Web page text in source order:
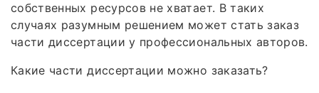
собственных ресурсов не хватает. В таких
случаях разумным решением может стать заказ
части диссертации у профессиональных авторов.
Какие части диссертации можно заказать?